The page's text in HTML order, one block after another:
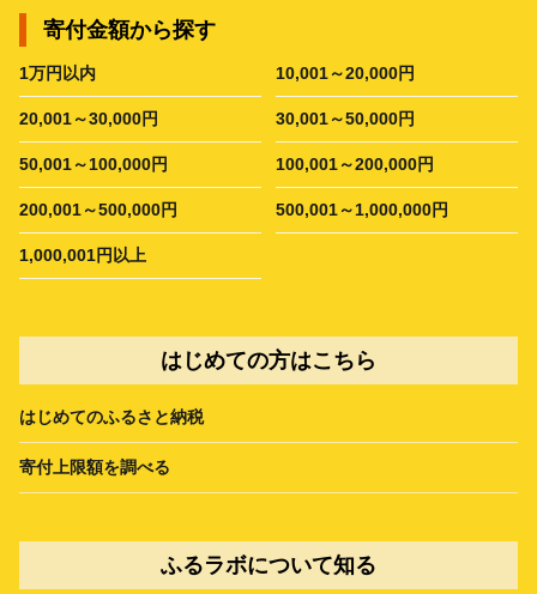
寄付金額から探す
1万円以内 10,001～20,000円
20,001～30,000円 30,001～50,000円
50,001～100,000円 100,001～200,000円
200,001～500,000円 500,001～1,000,000円
1,000,001円以上
はじめての方はこちら
はじめてのふるさと納税
寄付上限額を調べる
ふるラボについて知る